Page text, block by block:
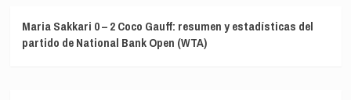
Maria Sakkari 0 – 2 Coco Gauff: resumen y estadísticas del
partido de National Bank Open (WTA)